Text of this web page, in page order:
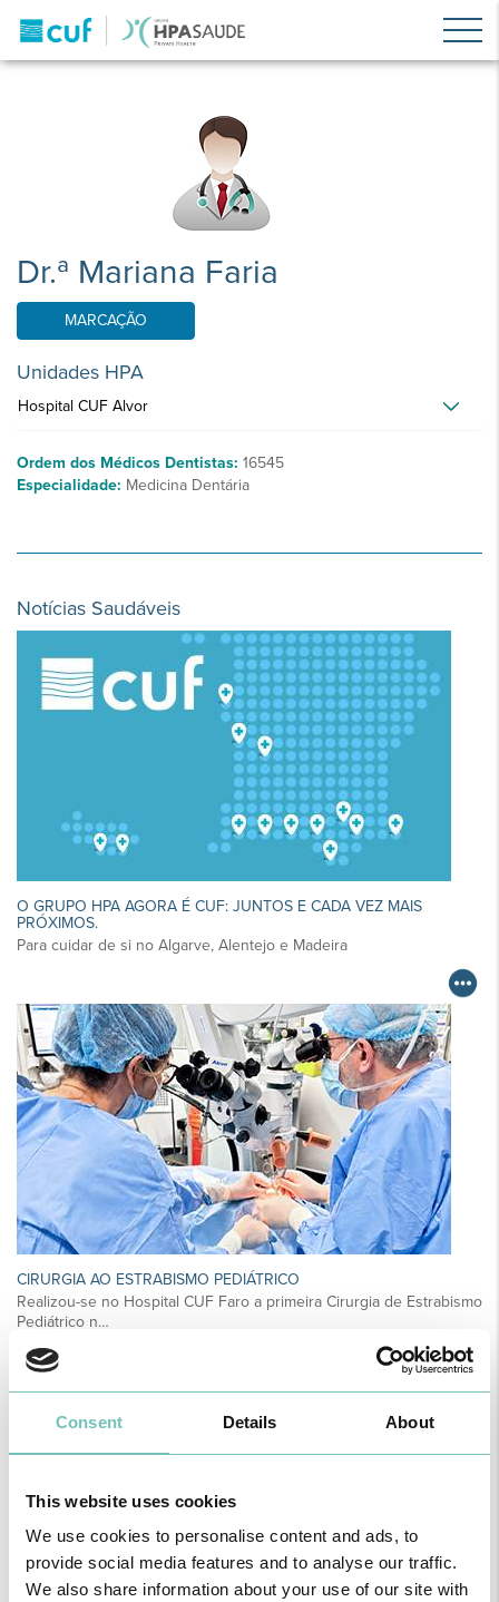
Consent Details About
This website uses cookies
We use cookies to personalise content and ads, to
provide social media features and to analyse our traffic.
We also share information about your use of our site with
Dr.ª Mariana Faria
MARCAÇÃO
Unidades HPA
Hospital CUF Alvor
Ordem dos Médicos Dentistas: 16545
Especialidade: Medicina Dentária
Notícias Saudáveis
O GRUPO HPA AGORA É CUF: JUNTOS E CADA VEZ MAIS
PRÓXIMOS.
Para cuidar de si no Algarve, Alentejo e Madeira
CIRURGIA AO ESTRABISMO PEDIÁTRICO
Realizou-se no Hospital CUF Faro a primeira Cirurgia de Estrabismo
Pediátrico n…